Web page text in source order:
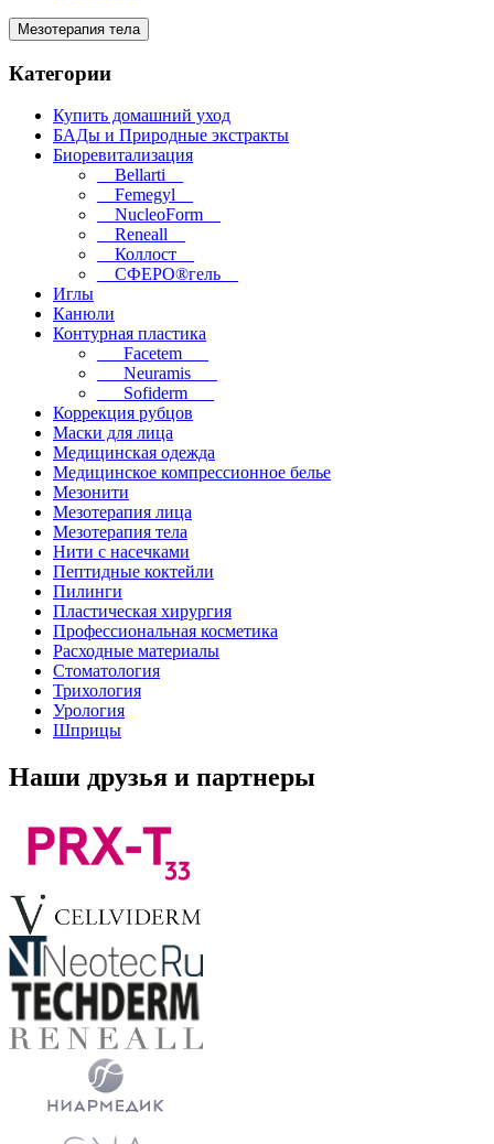
Мезотерапия тела
Категории
Купить домашний уход
БАДы и Природные экстракты
Биоревитализация
__Bellarti__
__Femegyl__
__NucleoForm__
__Reneall__
__Коллост__
__СФЕРО®гель__
Иглы
Канюли
Контурная пластика
___Facetem___
___Neuramis___
___Sofiderm___
Коррекция рубцов
Маски для лица
Медицинская одежда
Медицинское компрессионное белье
Мезонити
Мезотерапия лица
Мезотерапия тела
Нити с насечками
Пептидные коктейли
Пилинги
Пластическая хирургия
Профессиональная косметика
Расходные материалы
Стоматология
Трихология
Урология
Шприцы
Наши друзья и партнеры